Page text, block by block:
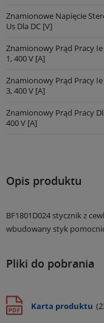
Znamionowe Napięcie
Us Dla DC [V]
Znamionowy Prąd Pracy Ie
1, 400 V [A]
Znamionowy Prąd Pracy Ie
3, 400 V [A]
Znamionowy Prąd Pracy
400 V [A]
Opis produktu
BF1801D024 stycznik z
wbudowany styk
Pliki do pobrania
Karta produktu